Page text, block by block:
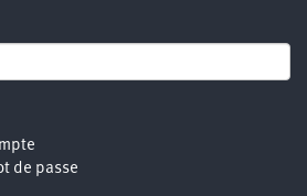
de passe